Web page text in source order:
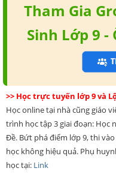
Tham Gia
Sinh Lớp 9 -
>> Học trực tuyến lớp 9 và
Học online tại nhà cũng giáo
trình học tập 3 giai đoạn: Học
Đề. Bứt phá điểm lớp 9, thi
học không hiệu quả. Phụ
học tại: Link